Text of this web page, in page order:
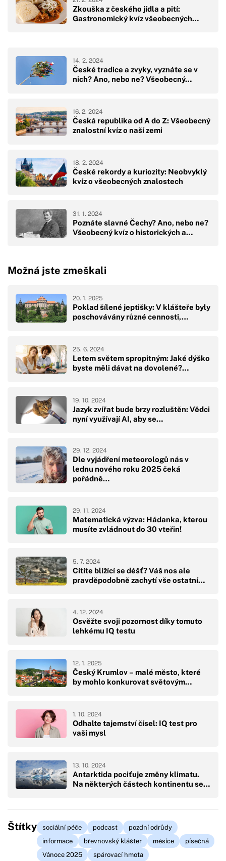
Zkouška z českého jídla a pití:
Gastronomický kvíz všeobecných…
České tradice a zvyky, vyznáte se v
nich? Ano, nebo ne? Všeobecný…
14. 2. 2024
Česká republika od A do Z: Všeobecný
znalostní kvíz o naší zemi
16. 2. 2024
České rekordy a kuriozity: Neobvyklý
kvíz o všeobecných znalostech
18. 2. 2024
Poznáte slavné Čechy? Ano, nebo ne?
Všeobecný kvíz o historických a…
31. 1. 2024
Možná jste zmeškali
Poklad šílené jeptišky: V klášteře byly
poschovávány různé cennosti,…
20. 1. 2025
Letem světem spropitným: Jaké dýško
byste měli dávat na dovolené?…
25. 6. 2024
Jazyk zvířat bude brzy rozluštěn: Vědci
nyní využívají AI, aby se…
19. 10. 2024
Dle vyjádření meteorologů nás v
lednu nového roku 2025 čeká
pořádně…
29. 12. 2024
Matematická výzva: Hádanka, kterou
musíte zvládnout do 30 vteřin!
29. 11. 2024
Cítíte blížící se déšť? Váš nos ale
pravděpodobně zachytí vše ostatní…
5. 7. 2024
Osvěžte svoji pozornost díky tomuto
lehkému IQ testu
4. 12. 2024
Český Krumlov – malé město, které
by mohlo konkurovat světovým…
12. 1. 2025
Odhalte tajemství čísel: IQ test pro
vaši mysl
1. 10. 2024
Antarktida pociťuje změny klimatu.
Na některých částech kontinentu se…
13. 10. 2024
Štítky sociální péče podcast
pozdní odrůdy
informace
břevnovský klášter měsíce
písečná
Vánoce 2025
spárovací hmota